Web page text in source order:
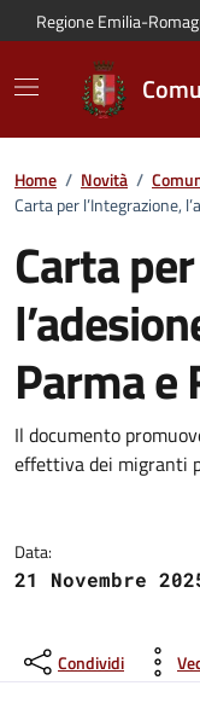
Vai al contenuto
Vai alla navigazione del
Vai al piede di pagina
Regione Emilia-
Home / Novità /
Carta per l’Integrazione,
Carta
Parma e
Dettagli
Il documento
effettiva dei migranti
Data:
21 Novembre
Condividi